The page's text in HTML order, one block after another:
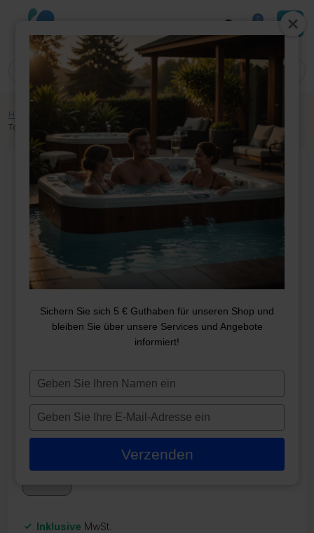
0
Home Whirlpool-Teile »
Balboa MVP260
Touch Panel
BALBOA MVP260 TOUCH
ZR-22180
125,00€
Auf Lager
Inklusive MwSt.
Sichern Sie sich 5 € Guthaben für unseren Shop und
bleiben Sie über unsere Services und Angebote
informiert!
Typ
naam
Typ
e-
in
Verzenden